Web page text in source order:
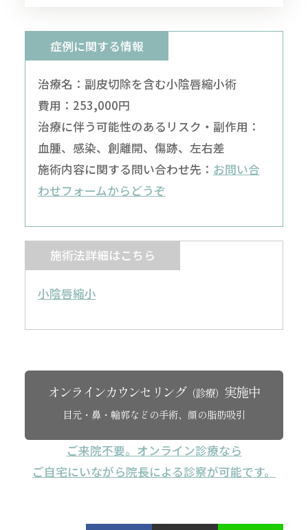
症例に関する情報
治療名：副皮切除を含む小陰唇縮小術
費用：253,000円
治療に伴う可能性のあるリスク・副作用：
血腫、感染、創離開、傷跡、左右差
施術内容に関する問い合わせ先： お問い合
わせフォームからどうぞ
施術法詳細はこちら
小陰唇縮小
オンラインカウンセリング（診療） 実施中
目元・鼻・輪郭などの手術、顔の脂肪吸引
ご来院不要。オンライン診療なら
ご自宅にいながら院長による診察が可能です。